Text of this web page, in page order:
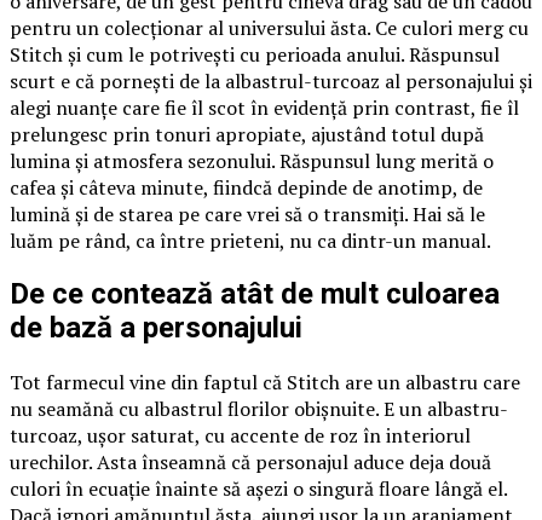
pentru un colecționar al universului ăsta. Ce culori merg cu
Stitch și cum le potrivești cu perioada anului. Răspunsul
scurt e că pornești de la albastrul-turcoaz al personajului și
alegi nuanțe care fie îl scot în evidență prin contrast, fie îl
prelungesc prin tonuri apropiate, ajustând totul după
lumina și atmosfera sezonului. Răspunsul lung merită o
cafea și câteva minute, fiindcă depinde de anotimp, de
lumină și de starea pe care vrei să o transmiți. Hai să le
luăm pe rând, ca între prieteni, nu ca dintr-un manual.
De ce contează atât de mult culoarea
de bază a personajului
Tot farmecul vine din faptul că Stitch are un albastru care
nu seamănă cu albastrul florilor obișnuite. E un albastru-
turcoaz, ușor saturat, cu accente de roz în interiorul
urechilor. Asta înseamnă că personajul aduce deja două
culori în ecuație înainte să așezi o singură floare lângă el.